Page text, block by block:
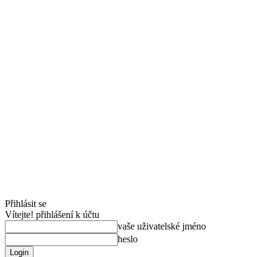
Přihlásit se
Vítejte! přihlášení k účtu
vaše uživatelské jméno
heslo